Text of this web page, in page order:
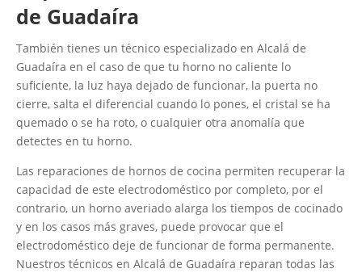
de Guadaíra
También tienes un técnico especializado en Alcalá de
Guadaíra en el caso de que tu horno no caliente lo
suficiente, la luz haya dejado de funcionar, la puerta no
cierre, salta el diferencial cuando lo pones, el cristal se ha
quemado o se ha roto, o cualquier otra anomalía que
detectes en tu horno.
Las reparaciones de hornos de cocina permiten recuperar la
capacidad de este electrodoméstico por completo, por el
contrario, un horno averiado alarga los tiempos de cocinado
y en los casos más graves, puede provocar que el
electrodoméstico deje de funcionar de forma permanente.
Nuestros técnicos en Alcalá de Guadaíra reparan todas las